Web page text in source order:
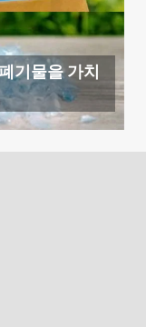
기물을 가치